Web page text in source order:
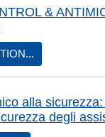
&
alla
degli